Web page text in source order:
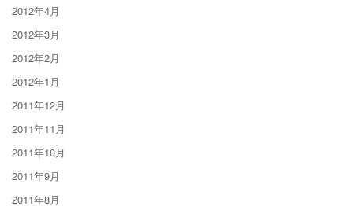
2012年4月
2012年3月
2012年2月
2012年1月
2011年12月
2011年11月
2011年10月
2011年9月
2011年8月